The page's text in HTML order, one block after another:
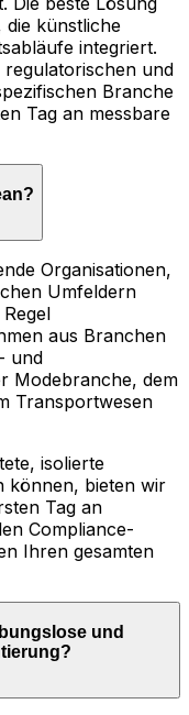
künstliche
integriert.
regulatorischen und
Branche
Tag an messbare
Organisationen,
Umfeldern
aus Branchen
und
Modebranche, dem
Transportwesen
isolierte
können, bieten wir
Tag an
Compliance-
Ihren gesamten
und